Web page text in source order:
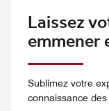
Laissez
emmener
Sublimez votre
connaissance